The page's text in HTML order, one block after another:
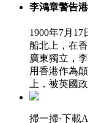
李鴻章警告
1900年7月
船北上，在
廣東獨立，
用香港作為
上，被英國政
掃一掃·下載